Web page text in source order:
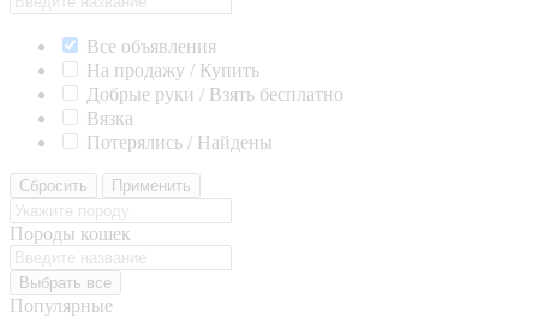
Все объявления
На продажу / Купить
Добрые руки / Взять бесплатно
Вязка
Потерялись / Найдены
Сбросить Применить
Породы кошек
Выбрать все
Популярные